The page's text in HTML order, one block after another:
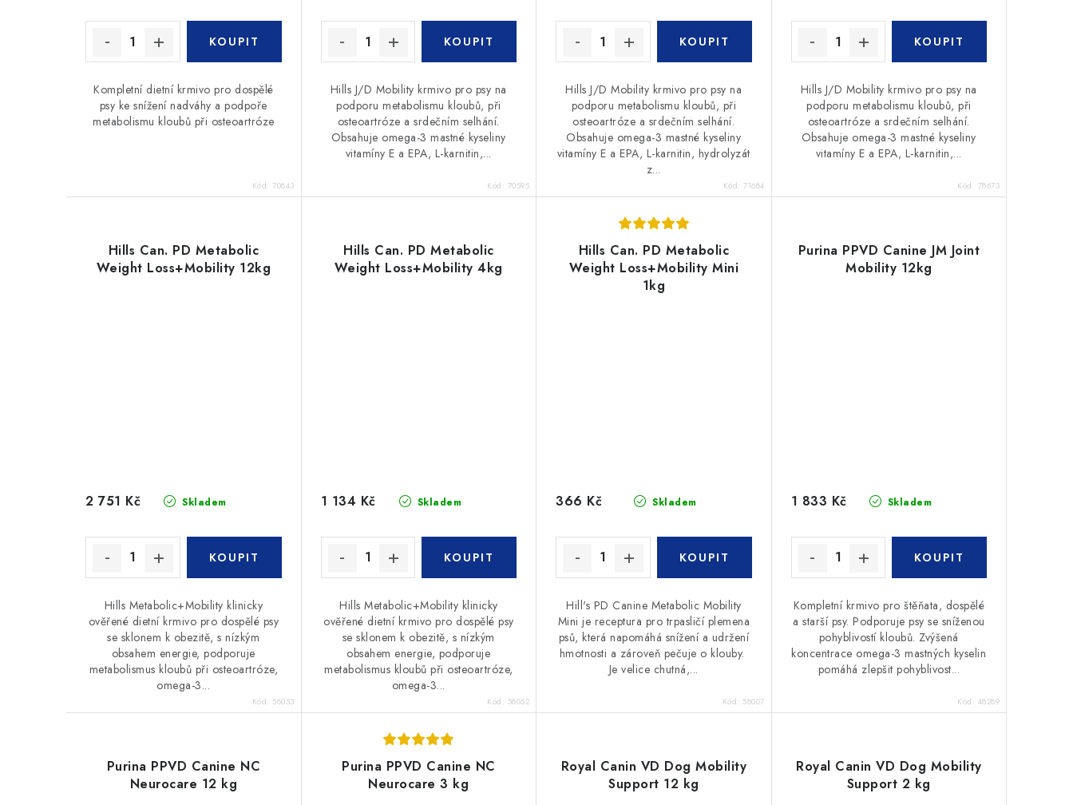
Kompletní dietní krmivo pro dospělé
psy ke snížení nadváhy a podpoře
metabolismu kloubů při osteoartróze
Kód: 70843
Hills J/D Mobility krmivo pro psy na
podporu metabolismu kloubů, při
osteoartróze a srdečním selhání.
Obsahuje omega-3 mastné kyseliny
vitamíny E a EPA, L-karnitin,...
Kód: 70595
Hills J/D Mobility krmivo pro psy na
podporu metabolismu kloubů, při
osteoartróze a srdečním selhání.
Obsahuje omega-3 mastné kyseliny
vitamíny E a EPA, L-karnitin, hydrolyzát
z...
Kód: 71684
Hills J/D Mobility krmivo pro psy na
podporu metabolismu kloubů, při
osteoartróze a srdečním selhání.
Obsahuje omega-3 mastné kyseliny
vitamíny E a EPA, L-karnitin,...
Kód: 78673
Hills Can. PD Metabolic
Weight Loss+Mobility 12kg
Skladem
2 751 Kč
Hills Metabolic+Mobility klinicky
ověřené dietní krmivo pro dospělé psy
se sklonem k obezitě, s nízkým
obsahem energie, podporuje
metabolismus kloubů při osteoartróze,
omega-3...
Kód: 58053
Hills Can. PD Metabolic
Weight Loss+Mobility 4kg
Skladem
1 134 Kč
Hills Metabolic+Mobility klinicky
ověřené dietní krmivo pro dospělé psy
se sklonem k obezitě, s nízkým
obsahem energie, podporuje
metabolismus kloubů při osteoartróze,
omega-3...
Kód: 58052
Hills Can. PD Metabolic
Weight Loss+Mobility Mini
1kg
Skladem
366 Kč
Hill's PD Canine Metabolic Mobility
Mini je receptura pro trpasličí plemena
psů, která napomáhá snížení a udržení
hmotnosti a zároveň pečuje o klouby.
Je velice chutná,...
Kód: 58007
Purina PPVD Canine JM Joint
Mobility 12kg
Skladem
1 833 Kč
Kompletní krmivo pro štěňata, dospělé
a starší psy. Podporuje psy se sníženou
pohyblivostí kloubů. Zvýšená
koncentrace omega-3 mastných kyselin
pomáhá zlepšit pohyblivost...
Kód: 48289
Purina PPVD Canine NC
Neurocare 12 kg
Purina PPVD Canine NC
Neurocare 3 kg
Royal Canin VD Dog Mobility
Support 12 kg
Royal Canin VD Dog Mobility
Support 2 kg